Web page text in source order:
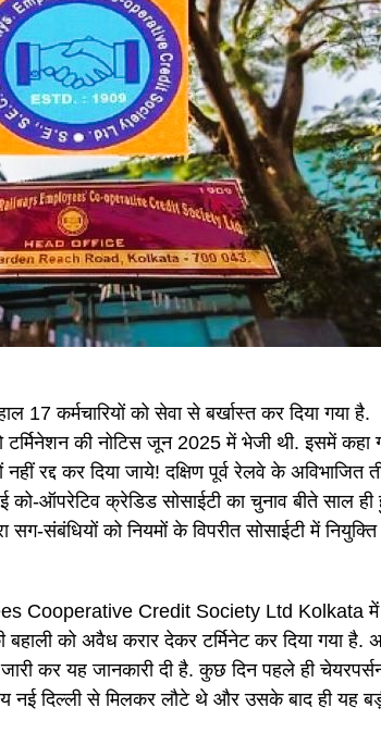
17 कर्मचारियों को सेवा से बर्खास्त कर दिया गया है.
टर्मिनेशन की नोटिस जून 2025 में भेजी थी. इसमें कहा
रद्द कर दिया जाये! दक्षिण पूर्व रेलवे के अविभाजित
ऑपरेटिव क्रेडिड सोसाईटी का चुनाव बीते साल
सग-संबंधियों को नियमों के विपरीत सोसाईटी में नियुक्ति
Cooperative Credit Society Ltd Kolkata में
को अवैध करार देकर टर्मिनेट कर दिया गया है.
कर यह जानकारी दी है. कुछ दिन पहले ही
नई दिल्ली से मिलकर लौटे थे और उसके बाद ही यह